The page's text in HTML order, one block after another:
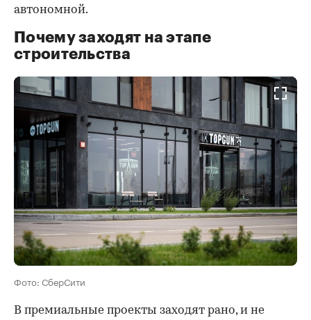
автономной.
Почему заходят на этапе
строительства
Фото: СберСити
В премиальные проекты заходят рано, и не